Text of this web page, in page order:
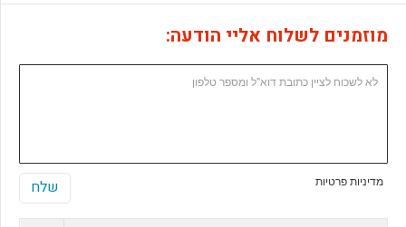
מוזמנים לשלוח אליי הודעה:
מדיניות פרטיות